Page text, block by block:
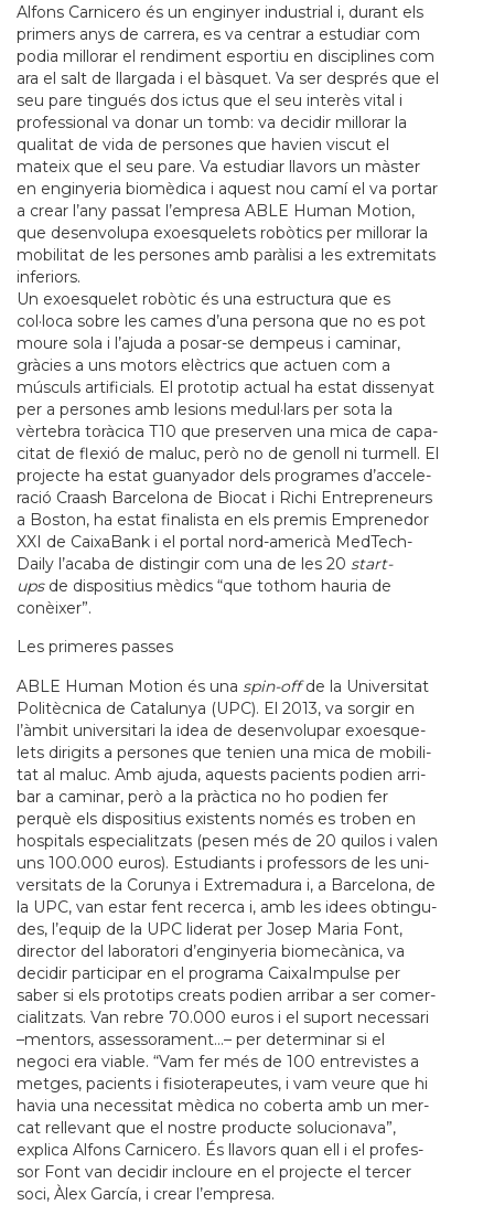
Alfons Carnicero és un enginyer industrial i, durant els
primers anys de carrera, es va centrar a estudiar com
podia millorar el rendiment esportiu en disciplines com
ara el salt de llargada i el bàsquet. Va ser després que el
seu pare tingués dos ictus que el seu interès vital i
professional va donar un tomb: va decidir millorar la
qualitat de vida de persones que havien viscut el
mateix que el seu pare. Va estudiar llavors un màster
en enginyeria biomèdica i aquest nou camí el va portar
a crear l’any passat l’empresa ABLE Human Motion,
que desenvolupa exoesquelets robòtics per millorar la
mobilitat de les persones amb paràlisi a les extremitats
inferiors.
Un exo­es­que­let robòtic és una estruc­tura que es
col·loca sobre les cames d’una per­sona que no es pot
moure sola i l’ajuda a posar-se dem­peus i cami­nar,
gràcies a uns motors elèctrics que actuen com a
músculs arti­fi­ci­als. El pro­to­tip actual ha estat dis­se­nyat
per a per­so­nes amb lesi­ons medul·lars per sota la
vèrte­bra toràcica T10 que pre­ser­ven una mica de capa­
ci­tat de flexió de maluc, però no de genoll ni tur­mell. El
pro­jecte ha estat gua­nya­dor dels pro­gra­mes d’acce­le­
ració Cra­ash Bar­ce­lona de Bio­cat i Richi Entre­pre­neurs
a Bos­ton, ha estat fina­lista en els pre­mis Empre­ne­dor
XXI de Cai­xa­Bank i el por­tal nord-ame­ricà Med­Tech­
Daily l’acaba de dis­tin­gir com una de les 20 start-
upsde dis­po­si­tius mèdics “que tot­hom hau­ria de
conèixer”.
Les pri­me­res pas­ses
ABLE Human Motion és una spin-offde la Uni­ver­si­tat
Politècnica de Cata­lu­nya (UPC). El 2013, va sor­gir en
l’àmbit uni­ver­si­tari la idea de desen­vo­lu­par exo­es­que­
lets diri­gits a per­so­nes que tenien una mica de mobi­li­
tat al maluc. Amb ajuda, aquests paci­ents podien arri­
bar a cami­nar, però a la pràctica no ho podien fer
perquè els dis­po­si­tius exis­tents només es tro­ben en
hos­pi­tals espe­ci­a­lit­zats (pesen més de 20 qui­los i valen
uns 100.000 euros). Estu­di­ants i pro­fes­sors de les uni­
ver­si­tats de la Coru­nya i Extre­ma­dura i, a Bar­ce­lona, de
la UPC, van estar fent recerca i, amb les idees obtin­gu­
des, l’equip de la UPC lide­rat per Josep Maria Font,
direc­tor del labo­ra­tori d’engi­nye­ria bio­mecànica, va
deci­dir par­ti­ci­par en el pro­grama Cai­xaIm­pulse per
saber si els pro­to­tips cre­ats podien arri­bar a ser comer­
ci­a­lit­zats. Van rebre 70.000 euros i el suport neces­sari
–men­tors, asses­so­ra­ment…– per deter­mi­nar si el
negoci era via­ble. “Vam fer més de 100 entre­vis­tes a
met­ges, paci­ents i fisi­o­te­ra­peu­tes, i vam veure que hi
havia una neces­si­tat mèdica no coberta amb un mer­
cat relle­vant que el nos­tre pro­ducte solu­ci­o­nava”,
explica Alfons Car­ni­cero. És lla­vors quan ell i el pro­fes­
sor Font van deci­dir incloure en el pro­jecte el ter­cer
soci, Àlex García, i crear l’empresa.